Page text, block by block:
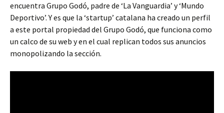
encuentra Grupo Godó, padre de ‘La Vanguardia’ y ‘Mundo
Deportivo’. Y es que la ‘startup’ catalana ha creado un perfil
a este portal propiedad del Grupo Godó, que funciona como
un calco de su web y en el cual replican todos sus anuncios
monopolizando la sección.